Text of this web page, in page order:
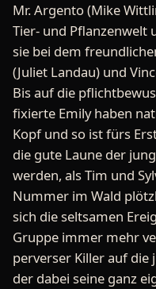
Mr. Argento (Mike
Tier- und Pflanzenwelt
sie bei dem
(Juliet Landau) und
Bis auf die
fixierte Emily haben
Kopf und so ist fürs
die gute Laune der
werden, als Tim und
Nummer im Wald
sich die seltsamen
Gruppe immer mehr
perverser Killer auf die
der dabei seine ganz